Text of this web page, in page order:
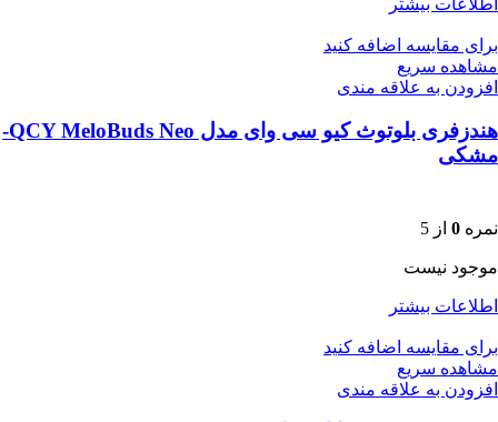
اطلاعات بیشتر
برای مقایسه اضافه کنید
مشاهده سریع
افزودن به علاقه مندی
هندزفری بلوتوث کیو سی وای مدل QCY MeloBuds Neo-
مشکی
نمره 0 از 5
موجود نیست
اطلاعات بیشتر
برای مقایسه اضافه کنید
مشاهده سریع
افزودن به علاقه مندی